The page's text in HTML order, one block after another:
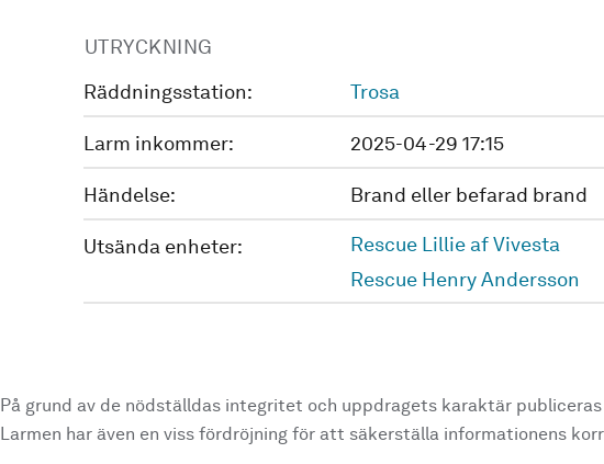
UTRYCKNING
Räddningsstation:
Trosa
Larm inkommer: 2025-04-29 17:15
Händelse: Brand eller befarad brand
Utsända enheter:
Rescue Lillie af Vivesta
Rescue Henry Andersson
På grund av de nödställdas integritet och uppdragets karaktär
Larmen har även en viss fördröjning för att säkerställa informationens